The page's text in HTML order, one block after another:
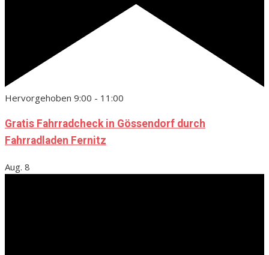
Hervorgehoben 9:00 - 11:00
Gratis Fahrradcheck in Gössendorf durch
Fahrradladen Fernitz
Aug. 8